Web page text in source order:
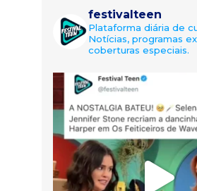
festivalteen
Plataforma diária de
Notícias, programas
coberturas especiais.